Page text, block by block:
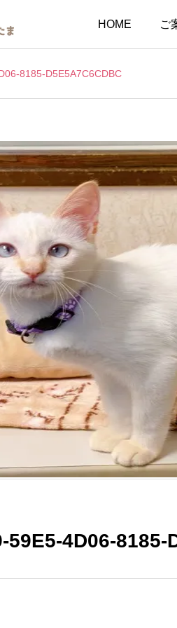
HOME ご
8185-D5E5A7C6CDBC
59E5-4D06-8185-